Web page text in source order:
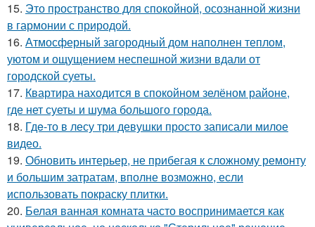
15. Это пространство для спокойной, осознанной жизни
в гармонии с природой.
16. Атмосферный загородный дом наполнен теплом,
уютом и ощущением неспешной жизни вдали от
городской суеты.
17. Квартира находится в спокойном зелёном районе,
где нет суеты и шума большого города.
18. Гдe-то в лесу три девушки просто записали милое
видео.
19. Обновить интерьер, не прибегая к сложному ремонту
и большим затратам, вполне возможно, если
использовать покраску плитки.
20. Белая ванная комната часто воспринимается как